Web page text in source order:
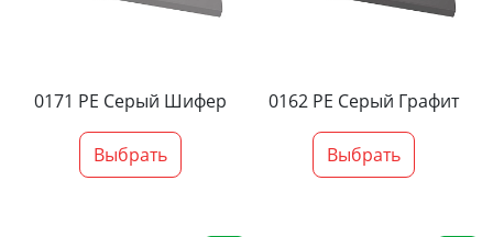
0171 PE Серый Шифер
Выбрать
0162 PE Серый Графит
Выбрать